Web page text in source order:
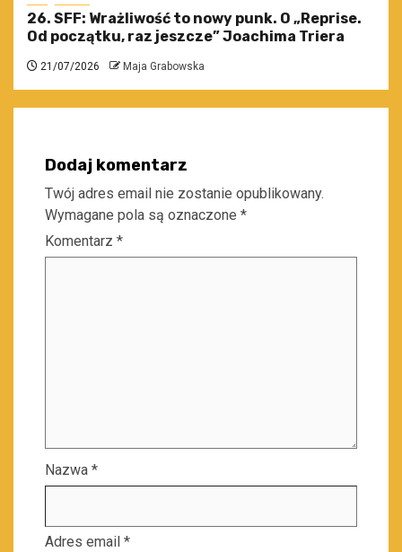
26. SFF: Wrażliwość to nowy punk. O „Reprise.
Od początku, raz jeszcze” Joachima Triera
21/07/2026 Maja Grabowska
Dodaj komentarz
Twój adres email nie zostanie opublikowany.
Wymagane pola są oznaczone *
Komentarz *
Nazwa *
Adres email *